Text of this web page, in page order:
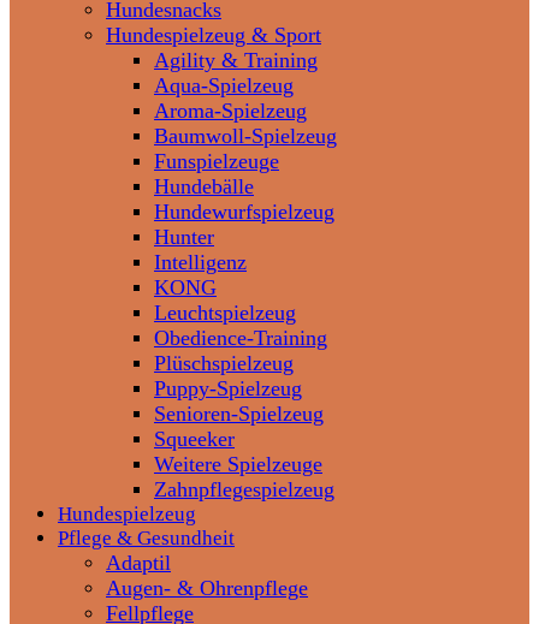
Hundesnacks
Hundespielzeug & Sport
Agility & Training
Aqua-Spielzeug
Aroma-Spielzeug
Baumwoll-Spielzeug
Funspielzeuge
Hundebälle
Hundewurfspielzeug
Hunter
Intelligenz
KONG
Leuchtspielzeug
Obedience-Training
Plüschspielzeug
Puppy-Spielzeug
Senioren-Spielzeug
Squeeker
Weitere Spielzeuge
Zahnpflegespielzeug
Hundespielzeug
Pflege & Gesundheit
Adaptil
Augen- & Ohrenpflege
Fellpflege